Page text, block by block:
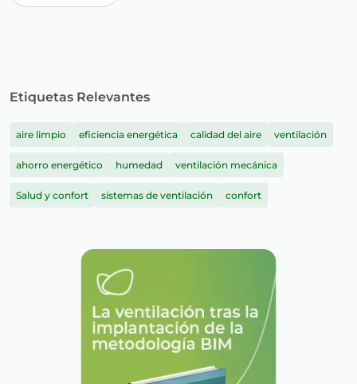
Etiquetas Relevantes
aire limpio eficiencia energética calidad del aire ventilación
ahorro energético humedad ventilación mecánica
Salud y confort sistemas de ventilación confort